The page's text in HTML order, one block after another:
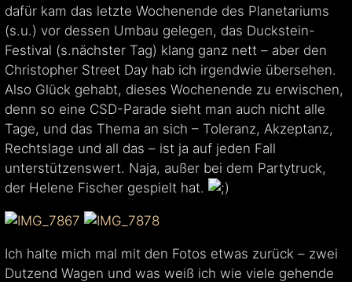
dafür kam das letzte Wochenende des Planetariums
(s.u.) vor dessen Umbau gelegen, das Duckstein-
Festival (s.nächster Tag) klang ganz nett – aber den
Christopher Street Day hab ich irgendwie übersehen.
Also Glück gehabt, dieses Wochenende zu erwischen,
denn so eine CSD-Parade sieht man auch nicht alle
Tage, und das Thema an sich – Toleranz, Akzeptanz,
Rechtslage und all das – ist ja auf jeden Fall
unterstützens­wert. Naja, außer bei dem Partytruck,
der Helene Fischer gespielt hat.
Ich halte mich mal mit den Fotos etwas zurück – zwei
Dutzend Wagen und was weiß ich wie viele gehende